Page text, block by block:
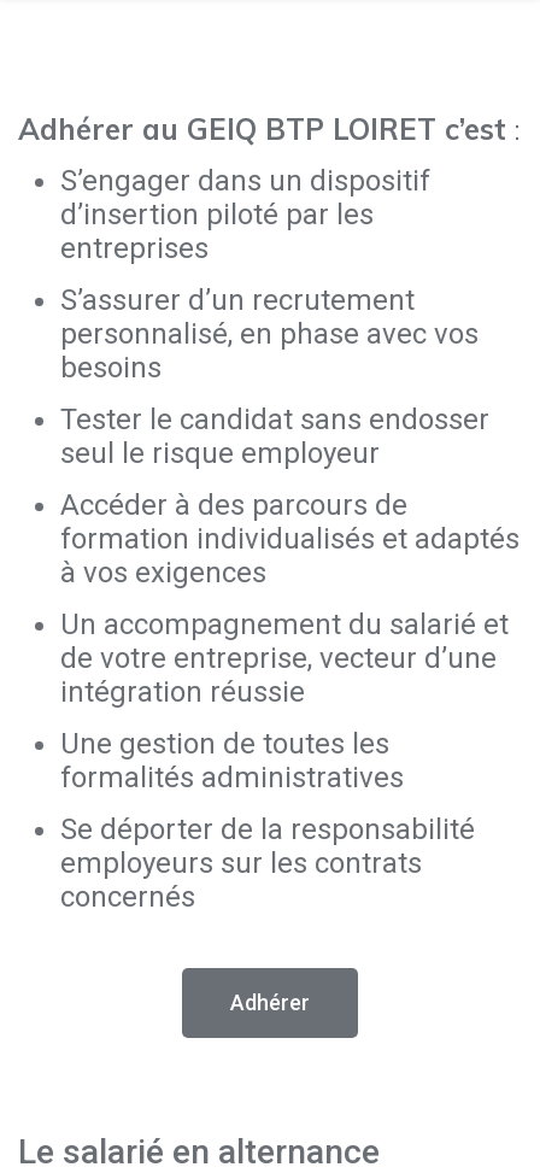
Adhérer au GEIQ BTP LOIRET c’est :
S’engager dans un dispositif
d’insertion piloté par les
entreprises
S’assurer d’un recrutement
personnalisé, en phase avec vos
besoins
Tester le candidat sans endosser
seul le risque employeur
Accéder à des parcours de
formation individualisés et adaptés
à vos exigences
Un accompagnement du salarié et
de votre entreprise, vecteur d’une
intégration réussie
Une gestion de toutes les
formalités administratives
Se déporter de la responsabilité
employeurs sur les contrats
concernés
Adhérer
Le salarié en alternance